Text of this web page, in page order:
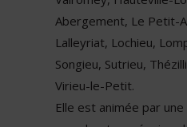
Abergement, Le Petit-
Lalleyriat, Lochieu,
Songieu, Sutrieu,
Virieu-le-Petit.
Elle est animée par